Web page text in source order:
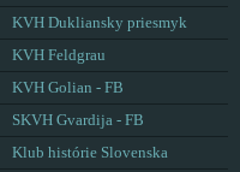
KVH Dukliansky priesmyk
KVH Feldgrau
KVH Golian - FB
SKVH Gvardija - FB
Klub histórie Slovenska